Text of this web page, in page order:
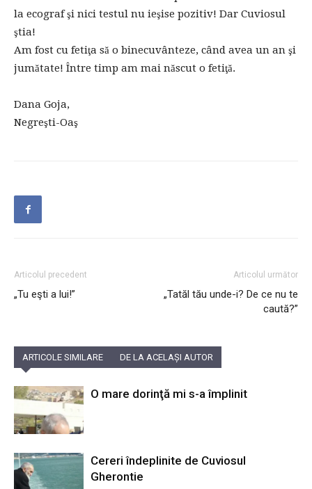
la ecograf şi nici testul nu ieşise pozitiv! Dar Cuviosul
ştia!
Am fost cu fetiţa să o binecuvânteze, când avea un an şi
jumătate! Între timp am mai născut o fetiţă.
Dana Goja,
Negreşti-Oaş
Articolul precedent
„Tu eşti a lui!”
Articolul următor
„Tatăl tău unde-i? De ce nu te
caută?”
ARTICOLE SIMILARE DE LA ACELAȘI AUTOR
O mare dorinţă mi s-a împlinit
Cereri îndeplinite de Cuviosul
Gherontie